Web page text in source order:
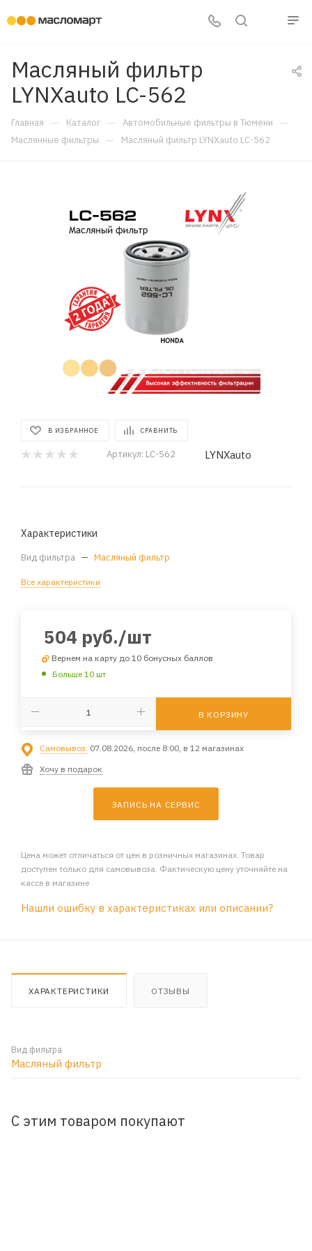
Масляный фильтр
LYNXauto LC-562
Главная — Каталог — Автомобильные фильтры в Тюмени —
Маслянные фильтры — Масляный фильтр LYNXauto LC-562
В ИЗБРАННОЕ СРАВНИТЬ
Артикул: LC-562 LYNXauto
Характеристики
Вид фильтра — Масляный фильтр
Все характеристики
504 руб./шт
Вернем на карту до 10 бонусных баллов
Больше 10 шт
В КОРЗИНУ
Самовывоз: 07.08.2026, после 8:00, в 12 магазинах
Хочу в подарок
ЗАПИСЬ НА СЕРВИС
Цена может отличаться от цен в розничных магазинах. Товар
доступен только для самовывоза. Фактическую цену уточняйте на
кассе в магазине
Нашли ошибку в характеристиках или описании?
ХАРАКТЕРИСТИКИ ОТЗЫВЫ
Вид фильтра
Масляный фильтр
С этим товаром покупают